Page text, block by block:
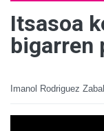
Itsasoa
bigarren
Imanol Rodriguez